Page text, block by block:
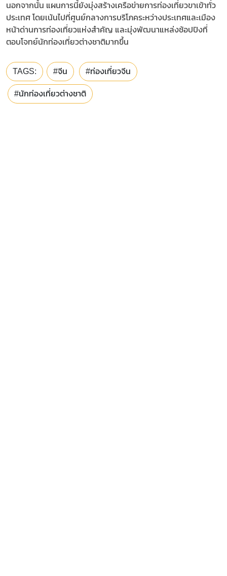
นอกจากนั้น แผนการนี้ยังมุ่งสร้างเครือข่ายการท่องเที่ยวขาเข้าทั่ว
ประเทศ โดยเน้นไปที่ศูนย์กลางการบริโภคระหว่างประเทศและเมือง
หน้าด่านการท่องเที่ยวแห่งสำคัญ และมุ่งพัฒนาแหล่งช้อปปิงที่
ตอบโจทย์นักท่องเที่ยวต่างชาติมากขึ้น
TAGS: #จีน #ท่องเที่ยวจีน
#นักท่องเที่ยวต่างชาติ